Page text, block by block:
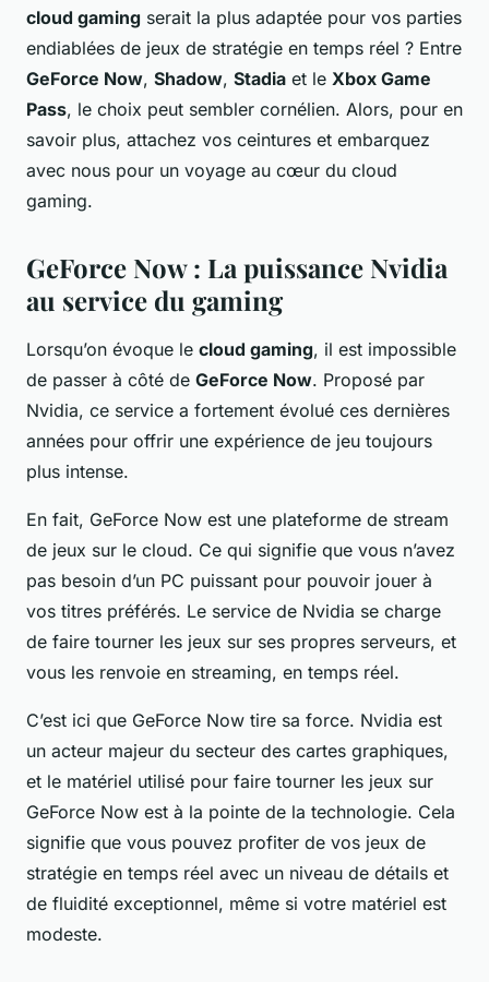
cloud gaming serait la plus adaptée pour vos parties
endiablées de jeux de stratégie en temps réel ? Entre
GeForce Now, Shadow, Stadia et le Xbox Game
Pass, le choix peut sembler cornélien. Alors, pour en
savoir plus, attachez vos ceintures et embarquez
avec nous pour un voyage au cœur du cloud
gaming.
GeForce Now : La puissance Nvidia
au service du gaming
Lorsqu’on évoque le cloud gaming, il est impossible
de passer à côté de GeForce Now. Proposé par
Nvidia, ce service a fortement évolué ces dernières
années pour offrir une expérience de jeu toujours
plus intense.
En fait, GeForce Now est une plateforme de stream
de jeux sur le cloud. Ce qui signifie que vous n’avez
pas besoin d’un PC puissant pour pouvoir jouer à
vos titres préférés. Le service de Nvidia se charge
de faire tourner les jeux sur ses propres serveurs, et
vous les renvoie en streaming, en temps réel.
C’est ici que GeForce Now tire sa force. Nvidia est
un acteur majeur du secteur des cartes graphiques,
et le matériel utilisé pour faire tourner les jeux sur
GeForce Now est à la pointe de la technologie. Cela
signifie que vous pouvez profiter de vos jeux de
stratégie en temps réel avec un niveau de détails et
de fluidité exceptionnel, même si votre matériel est
modeste.